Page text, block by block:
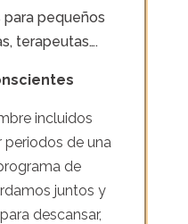
para pequeños
terapeutas….
incluidos
periodos de una
de
juntos y
descansar,